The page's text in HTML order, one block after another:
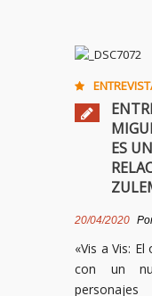
ES
20/04/2020
«Vis a Vis:
con un